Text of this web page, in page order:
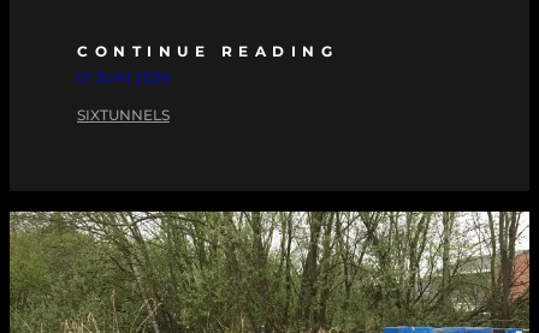
CONTINUE READING
01 JUNI 2026
SIXTUNNELS